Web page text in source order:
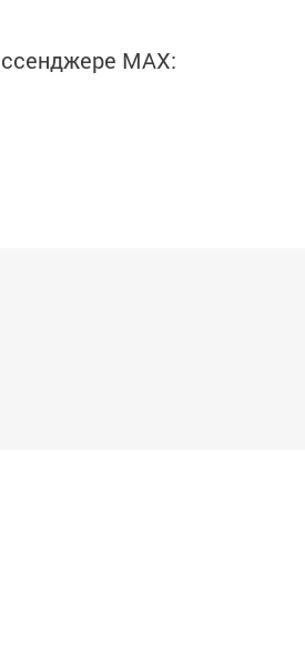
MАХ: